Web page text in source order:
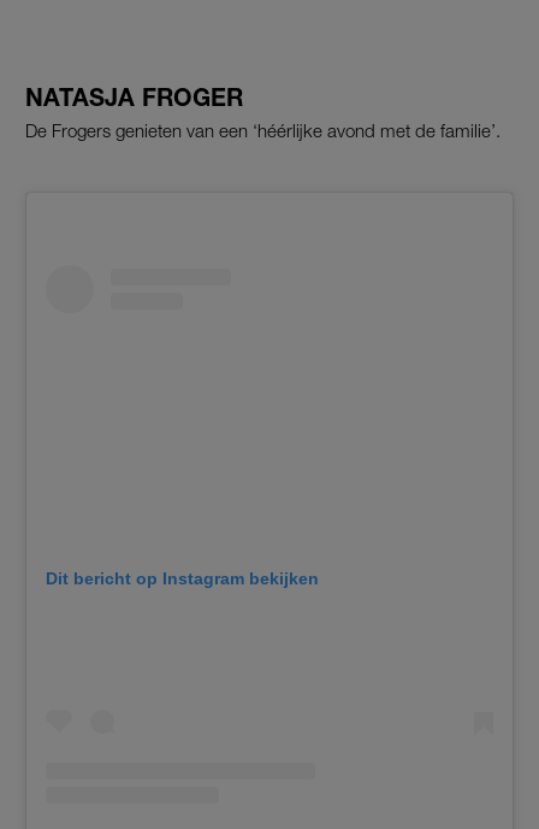
NATASJA FROGER
De Frogers genieten van een ‘héérlijke avond met de familie’.
Dit bericht op Instagram bekijken